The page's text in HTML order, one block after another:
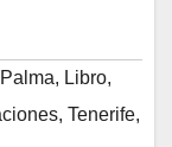
, Libro,
, Tenerife,